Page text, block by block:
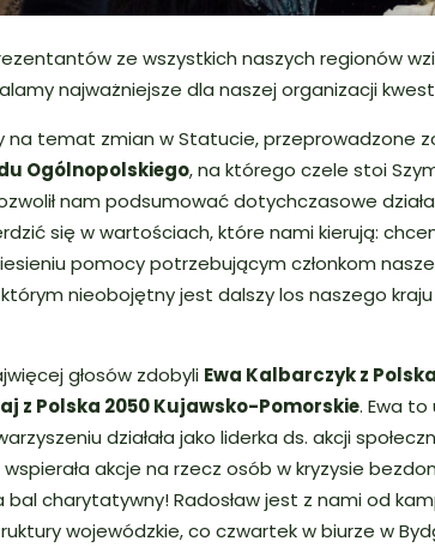
ze wszystkich naszych regionów
najważniejsze dla naszej organizacji
temat zmian w Statucie, przeprowadzone
Ogólnopolskiego, na którego czele stoi
nam podsumować dotychczasowe
się w wartościach, które nami kierują:
pomocy potrzebującym członkom
nieobojętny jest dalszy los naszego
głosów zdobyli Ewa Kalbarczyk z
z Polska 2050 Kujawsko-Pomorskie. Ewa
działała jako liderka ds. akcji
akcje na rzecz osób w kryzysie
charytatywny! Radosław jest z nami od
wojewódzkie, co czwartek w biurze w